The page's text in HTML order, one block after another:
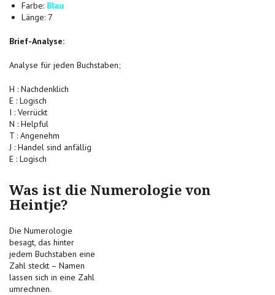
Farbe: Blau
Länge: 7
Brief-Analyse:
Analyse für jeden Buchstaben;
H : Nachdenklich
E : Logisch
I : Verrückt
N : Helpful
T : Angenehm
J : Handel sind anfällig
E : Logisch
Was ist die Numerologie von
Heintje?
Die Numerologie
besagt, das hinter
jedem Buchstaben eine
Zahl steckt – Namen
lassen sich in eine Zahl
umrechnen.